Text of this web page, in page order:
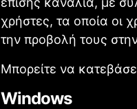
χρήστες, τα οποία οι
την προβολή τους
Μπορείτε να
Windows